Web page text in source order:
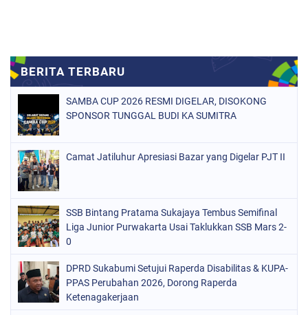
SAMBA CUP 2026 RESMI DIGELAR, DISOKONG
SPONSOR TUNGGAL BUDI KA SUMITRA
Camat Jatiluhur Apresiasi Bazar yang Digelar PJT II
SSB Bintang Pratama Sukajaya Tembus Semifinal
Liga Junior Purwakarta Usai Taklukkan SSB Mars 2-
0
DPRD Sukabumi Setujui Raperda Disabilitas & KUPA-
PPAS Perubahan 2026, Dorong Raperda
Ketenagakerjaan